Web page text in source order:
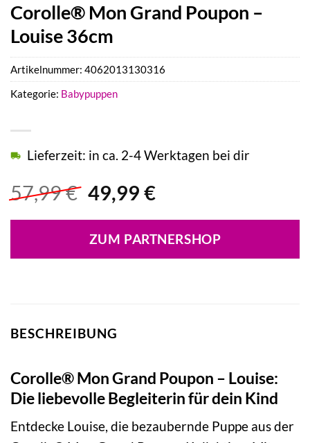
Corolle® Mon Grand Poupon –
Louise 36cm
57,99€ Ursprünglicher
war:
57,99 €
49,99 €Aktueller
ist:
49,99 €.
Lieferzeit: in ca. 2-4 Werktagen bei dir
ZUM PARTNERSHOP
Artikelnummer: 4062013130316
Kategorie: Babypuppen
BESCHREIBUNG
Corolle® Mon Grand Poupon – Louise:
Die liebevolle Begleiterin für dein Kind
Entdecke Louise, die bezaubernde Puppe aus der